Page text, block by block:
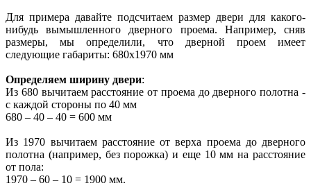
Для примера давайте подсчитаем размер двери для какого-
нибудь вымышленного дверного проема. Например, сняв
размеры, мы определили, что дверной проем имеет
следующие габариты: 680х1970 мм
Определяем ширину двери:
Из 680 вычитаем расстояние от проема до дверного полотна -
с каждой стороны по 40 мм
680 – 40 – 40 = 600 мм
Из 1970 вычитаем расстояние от верха проема до дверного
полотна (например, без порожка) и еще 10 мм на расстояние
от пола:
1970 – 60 – 10 = 1900 мм.